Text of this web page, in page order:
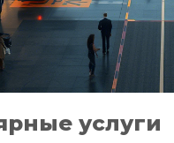
услуги